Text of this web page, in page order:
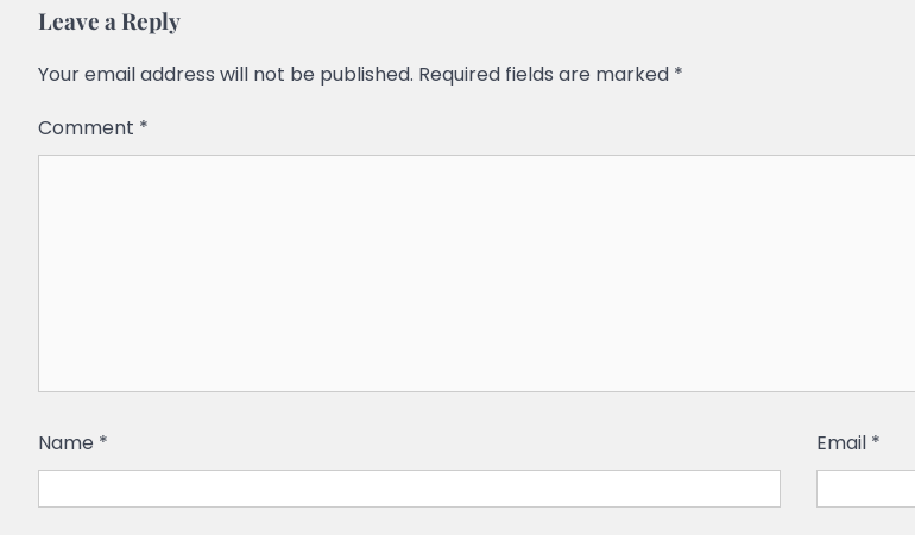
Leave a Reply
Your email address will not be published. Required fields are marked *
Comment *
Name * Email *